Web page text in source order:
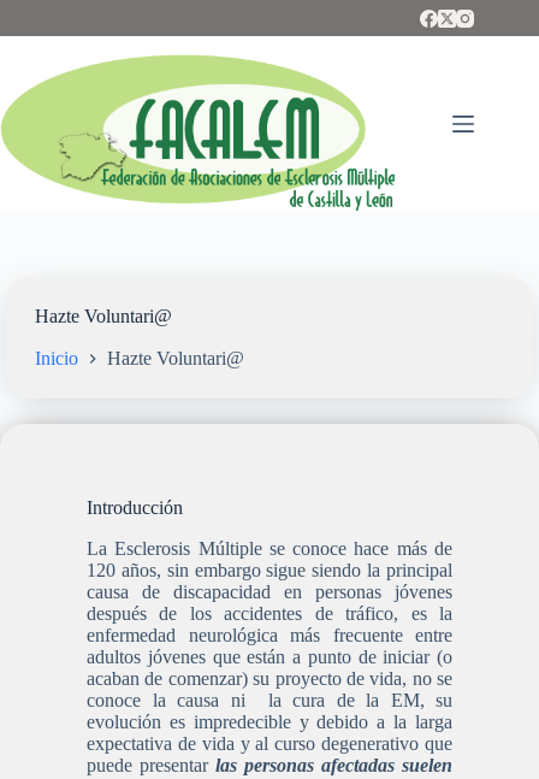
Hazte Voluntari@
Inicio Hazte Voluntari@
Introducción
La Esclerosis Múltiple se conoce hace más de
120 años, sin embargo sigue siendo la principal
causa de discapacidad en personas jóvenes
después de los accidentes de tráfico, es la
enfermedad neurológica más frecuente entre
adultos jóvenes que están a punto de iniciar (o
acaban de comenzar) su proyecto de vida, no se
conoce la causa ni la cura de la EM, su
evolución es impredecible y debido a la larga
expectativa de vida y al curso degenerativo que
puede presentarlas personas afectadas suelen